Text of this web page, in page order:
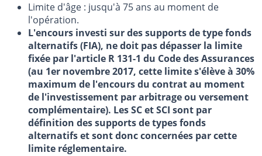
Limite d'âge : jusqu'à 75 ans au moment de
l'opération.
L'encours investi sur des supports de type fonds
alternatifs (FIA), ne doit pas dépasser la limite
fixée par l'article R 131-1 du Code des Assurances
(au 1er novembre 2017, cette limite s'élève à 30%
maximum de l'encours du contrat au moment
de l'investissement par arbitrage ou versement
complémentaire). Les SC et SCI sont par
définition des supports de types fonds
alternatifs et sont donc concernées par cette
limite réglementaire.